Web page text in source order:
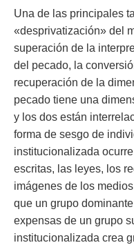
Una de las principales
«desprivatización» del
superación de la
del pecado, la
recuperación de la
pecado tiene una
y los dos están
forma de sesgo de
institucionalizada
escritas, las leyes, los
imágenes de los
que un grupo
expensas de un grupo
institucionalizada crea